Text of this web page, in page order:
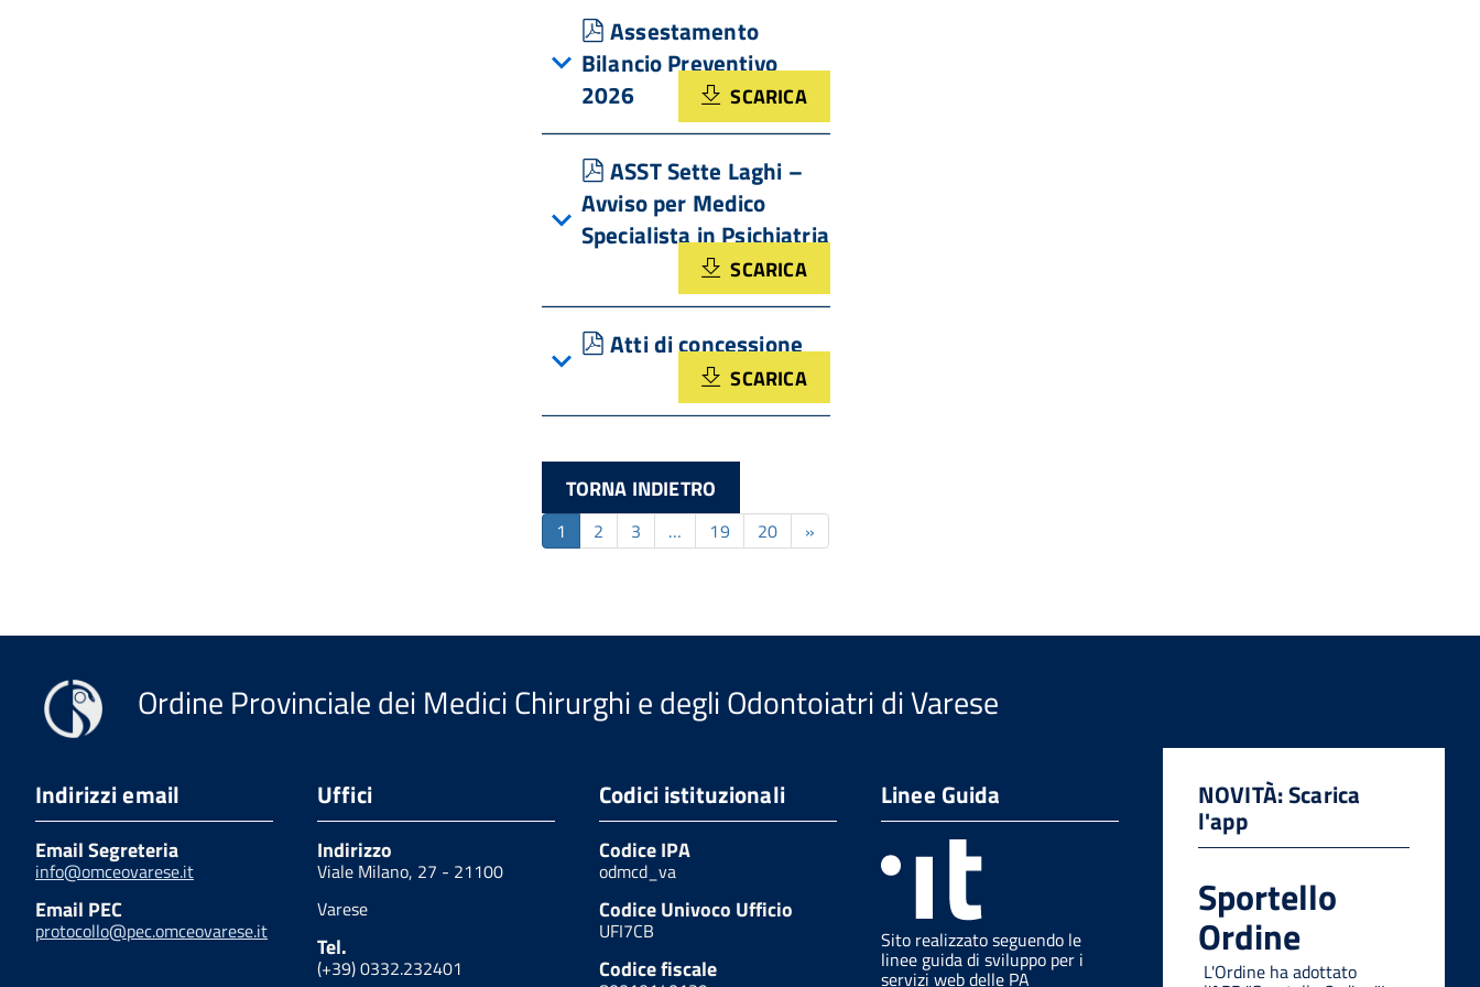
pdf
Assestamento
Bilancio Preventivo
2026
SCARICA
pdf
ASST Sette Laghi –
Avviso per Medico
Specialista in Psichiatria
SCARICA
pdf
Atti di concessione
SCARICA
TORNA INDIETRO
1 2 3 … 19 20 »
Ordine Provinciale dei Medici Chirurghi e degli Odontoiatri di Varese
Indirizzi email
Email Segreteria
info@omceovarese.it
Email PEC
protocollo@pec.omceovarese.it
Uffici
Indirizzo
Viale Milano, 27 - 21100
Varese
Tel.
(+39) 0332.232401
Codici istituzionali
Codice IPA
odmcd_va
Codice Univoco Ufficio
UFI7CB
Codice fiscale
Linee Guida
Sito realizzato seguendo le
linee guida di sviluppo per i
servizi web delle PA
NOVITÀ: Scarica
l'app
Sportello
Ordine
L'Ordine ha adottato